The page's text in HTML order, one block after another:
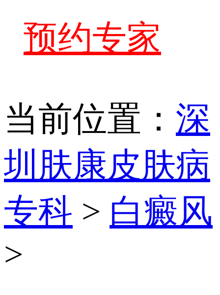
预约专家
当前位置： 深
圳肤康皮肤病
专科 > 白癜风
>